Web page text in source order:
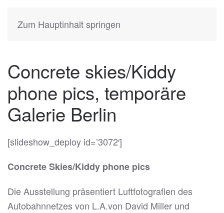
Zum Hauptinhalt springen
KATIA HERMANN
Concrete skies/Kiddy
phone pics, temporäre
Galerie Berlin
[slideshow_deploy id=’3072′]
Concrete Skies/Kiddy phone pics
Die Ausstellung präsentiert Luftfotografien des
Autobahnnetzes von L.A.von David Miller und